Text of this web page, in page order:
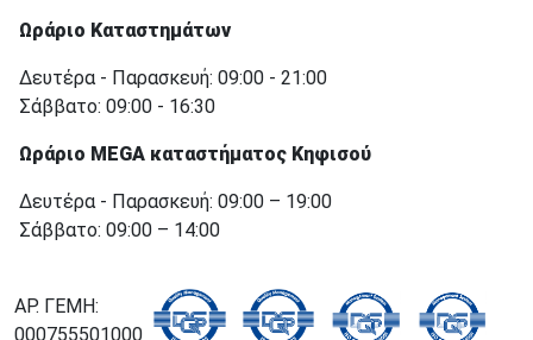
Ωράριο Καταστημάτων
Δευτέρα - Παρασκευή: 09:00 - 21:00
Σάββατο: 09:00 - 16:30
Ωράριο MEGA καταστήματος Κηφισού
Δευτέρα - Παρασκευή: 09:00 – 19:00
Σάββατο: 09:00 – 14:00
ΑΡ. ΓΕΜΗ:
000755501000